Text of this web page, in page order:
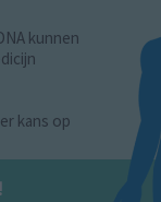
kunnen
kans op